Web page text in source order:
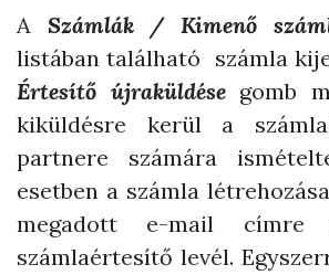
A Számlák / Kimenő
listában található számla
Értesítő újraküldésegomb
kiküldésre kerül a
partnere számára
esetben a számla
megadott e-mail
számlaértesítő levél.